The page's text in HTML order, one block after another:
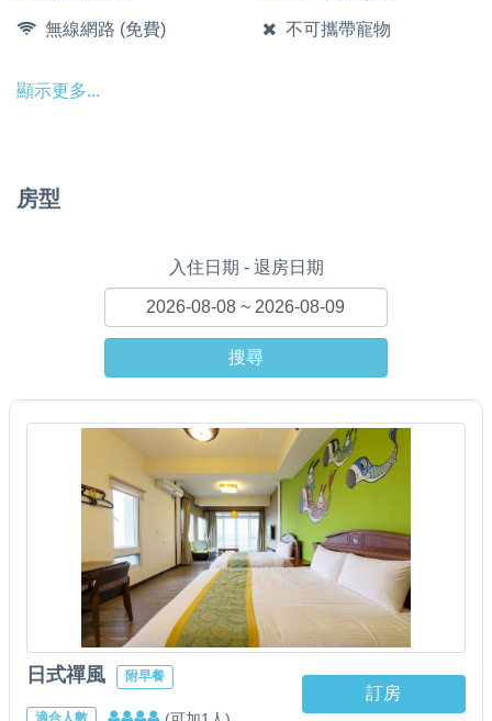
無線網路 (免費) 不可攜帶寵物
顯示更多...
房型
入住日期 - 退房日期
搜尋
日式禪風 附早餐
訂房